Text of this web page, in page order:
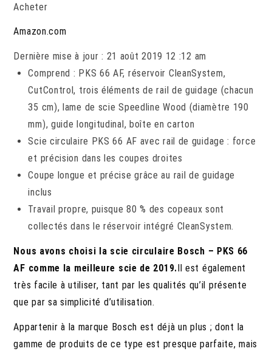
Acheter
Amazon.com
Dernière mise à jour : 21 août 2019 12 :12 am
Comprend : PKS 66 AF, réservoir CleanSystem,
CutControl, trois éléments de rail de guidage (chacun
35 cm), lame de scie Speedline Wood (diamètre 190
mm), guide longitudinal, boîte en carton
Scie circulaire PKS 66 AF avec rail de guidage : force
et précision dans les coupes droites
Coupe longue et précise grâce au rail de guidage
inclus
Travail propre, puisque 80 % des copeaux sont
collectés dans le réservoir intégré CleanSystem.
Nous avons choisi la scie circulaire Bosch – PKS 66
AF comme la meilleure scie de 2019.Il est également
très facile à utiliser, tant par les qualités qu’il présente
que par sa simplicité d’utilisation.
Appartenir à la marque Bosch est déjà un plus ; dont la
gamme de produits de ce type est presque parfaite, mais